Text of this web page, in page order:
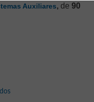
Auxiliares, de 90